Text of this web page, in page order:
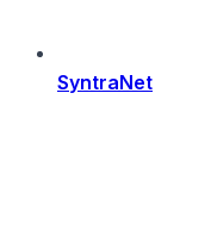
SyntraNet